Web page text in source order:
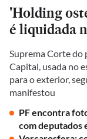
'Holding
é liquidada
Suprema Corte do
Capital, usada no
para o exterior,
manifestou
PF encontra
com deputados